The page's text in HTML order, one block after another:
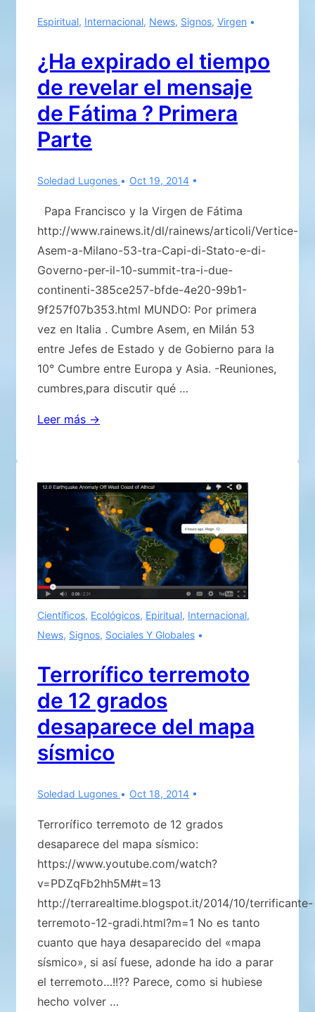
de
¿Cuál
era
su
propósito
real?
Espiritual, Internacional, News, Signos, Virgen
¿Ha expirado el tiempo
de revelar el mensaje
de Fátima ? Primera
Parte
Soledad Lugones Oct 19, 2014
Papa Francisco y la Virgen de Fátima
http://www.rainews.it/dl/rainews/articoli/Vertice-
Asem-a-Milano-53-tra-Capi-di-Stato-e-di-
Governo-per-il-10-summit-tra-i-due-
continenti-385ce257-bfde-4e20-99b1-
9f257f07b353.html MUNDO: Por primera
vez en Italia . Cumbre Asem, en Milán 53
entre Jefes de Estado y de Gobierno para la
10° Cumbre entre Europa y Asia. -Reuniones,
cumbres,para discutir qué …
¿Ha
revelar
el
mensaje
de
Fátima
?
Primera
Leer más →
Científicos, Ecológicos, Epiritual, Internacional,
News, Signos, Sociales Y Globales
Terrorífico terremoto
de 12 grados
desaparece del mapa
sísmico
Soledad Lugones Oct 18, 2014
Terrorífico terremoto de 12 grados
desaparece del mapa sísmico:
https://www.youtube.com/watch?
v=PDZqFb2hh5M#t=13
http://terrarealtime.blogspot.it/2014/10/terrificante-
terremoto-12-gradi.html?m=1 No es tanto
cuanto que haya desaparecido del «mapa
sísmico», si así fuese, adonde ha ido a parar
el terremoto…!!?? Parece, como si hubiese
hecho volver …